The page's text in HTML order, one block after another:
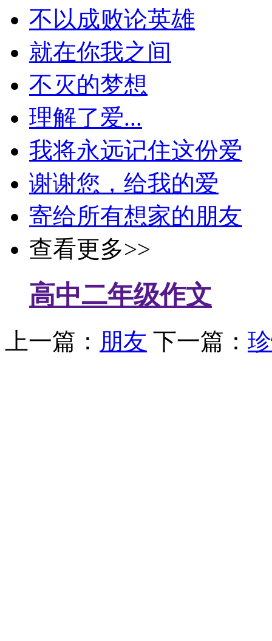
不以成败论英雄
就在你我之间
不灭的梦想
理解了爱...
我将永远记住这份爱
谢谢您，给我的爱
寄给所有想家的朋友
查看更多>>
高中二年级作文
上一篇： 朋友 下一篇：